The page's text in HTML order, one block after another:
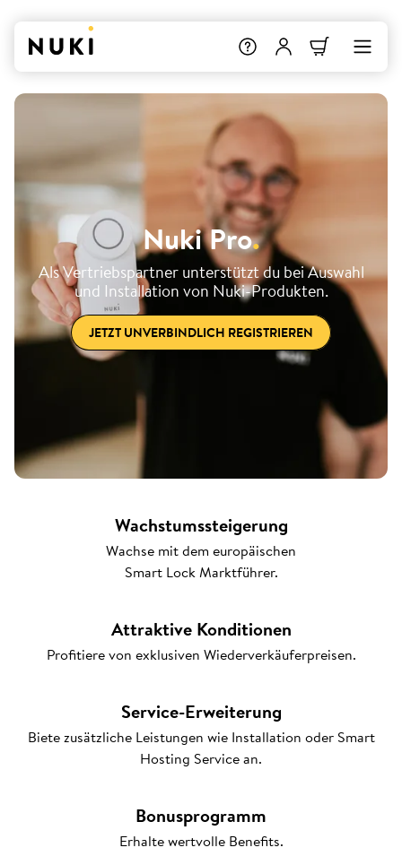
Nuki Pro.
Als Vertriebspartner unterstützt du bei Auswahl
und Installation von Nuki-Produkten.
JETZT UNVERBINDLICH REGISTRIEREN
Wachstumssteigerung
Wachse mit dem europäischen
Smart Lock Marktführer.
Attraktive Konditionen
Profitiere von exklusiven Wiederverkäuferpreisen.
Service-Erweiterung
Biete zusätzliche Leistungen wie Installation oder Smart
Hosting Service an.
Bonusprogramm
Erhalte wertvolle Benefits.